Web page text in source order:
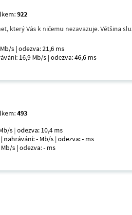
922
který Vás k ničemu nezavazuje. Většina
s | odezva: 21,6 ms
16,9 Mb/s | odezva: 46,6 ms
493
s | odezva: 10,4 ms
nahrávání: - Mb/s | odezva: - ms
s | odezva: - ms